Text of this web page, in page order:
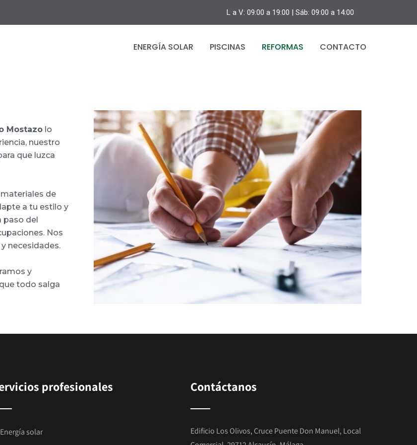
L a V: 09:00 a 19:00 | Sáb: 09:00 a 14:00
ENERGÍA SOLAR PISCINAS REFORMAS CONTACTO
Mostazo lo
nuestro
que luzca
de
a tu estilo y
paso del
Nos
necesidades.
y
todo salga
profesionales
Energía solar
Contáctanos
Edificio Los Olivos, Cruce Puente Don Manuel, Local